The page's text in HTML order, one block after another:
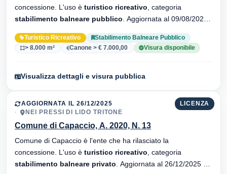
concessione. L'uso è turistico ricreativo , categoria
stabilimento balneare pubblico
Turistico Ricreativo
Stabilimento Balneare Pubblico
> 8.000 m²
Canone > € 7.000,00 Visura disponibile
Visualizza dettagli e visura pubblica
LICENZA
AGGIORNATA IL 26/12/2025
NEI PRESSI DI LIDO TRITONE
Comune di Capaccio, A. 2020, N. 13
Comune di Capaccio è l'ente che ha rilasciato la
concessione. L'uso è turistico ricreativo , categoria
stabilimento balneare privato